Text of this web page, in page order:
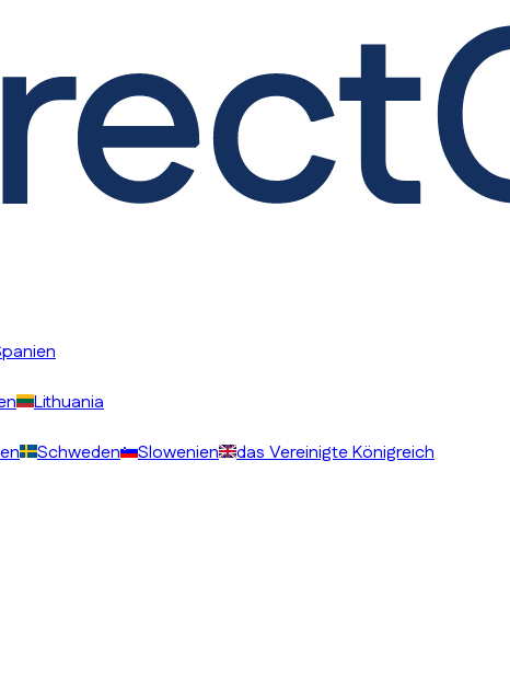
Lithuania
Schweden Slowenien
das Vereinigte Königreich